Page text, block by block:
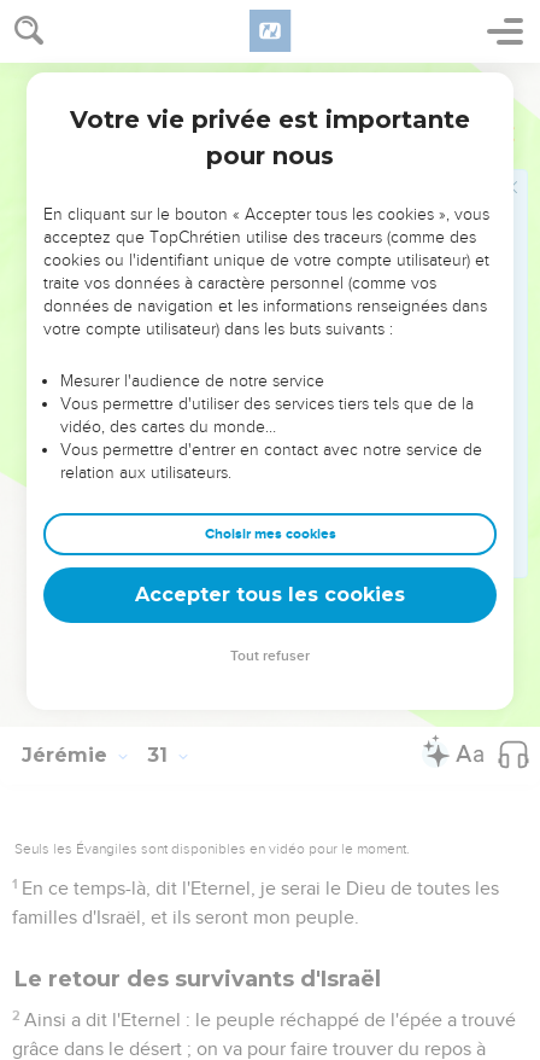
Jérémie 30
blessures, dit l'Eternel. Parce qu'ils t'ont appelée la
déchassée, [et qu'ils ont dit : ] c'est Sion, personne ne la
recherche :
Ainsi a dit l'Eternel : voici, je m'en vais ramener les captifs
des tentes de Jacob, et j'aurai pitié de ses pavillons ; la ville
sera rétablie sur son sol, et le palais sera assis en sa place.
Et il sortira d'eux actions de grâces et voix de gens qui
rient, et je les multiplierai, et ils ne seront plus diminués ; et
je les agrandirai, et ils ne seront point rendus petits.
Et ses enfants seront comme auparavant, et son
assemblée sera affermie devant moi, et je punirai tous ceux
Et celui qui aura autorité sur lui sera de lui, et son
dominateur sortira du milieu de lui, je le ferai approcher, et il
viendra vers moi ; car qui est celui qui ait disposé son coeur
pour venir vers moi ? dit l'Eternel.
Et vous serez mon peuple, et je serai votre Dieu.
Voici, la tempête de l'Eternel, la fureur est sortie, un
tourbillon qui s'entasse ; il se posera sur la tête des
méchants.
L'ardeur de la colère de l'Eternel ne se détournera point,
Jérémie 31
Seuls les Évangiles sont disponibles en vidéo pour le moment.
1 En ce temps-là, dit l'Eternel, je serai le Dieu de toutes les
familles d'Israël, et ils seront mon peuple.
Le retour des survivants d'Israël
2 Ainsi a dit l'Eternel : le peuple réchappé de l'épée a trouvé
grâce dans le désert ; on va pour faire trouver du repos à
Votre vie privée est importante
pour nous
En cliquant sur le bouton « Accepter tous les cookies », vous
acceptez que TopChrétien utilise des traceurs (comme des
cookies ou l'identifiant unique de votre compte utilisateur) et
traite vos données à caractère personnel (comme vos
données de navigation et les informations renseignées dans
votre compte utilisateur) dans les buts suivants :
Mesurer l'audience de notre service
Vous permettre d'utiliser des services tiers tels que de la
vidéo, des cartes du monde…
Vous permettre d'entrer en contact avec notre service de
relation aux utilisateurs.
Choisir mes cookies
Accepter tous les cookies
Tout refuser